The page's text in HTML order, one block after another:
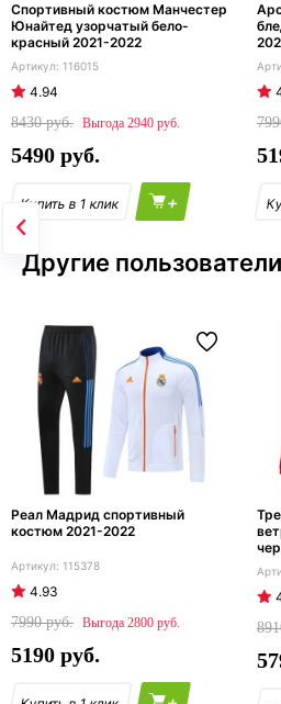
Спортивный костюм Манчестер
Юнайтед узорчатый бело-
красный 2021-2022
116015
4.94
8430
2940
5490
+
Другие
Реал Мадрид спортивный
костюм 2021-2022
115378
4.93
7990
2800
5190